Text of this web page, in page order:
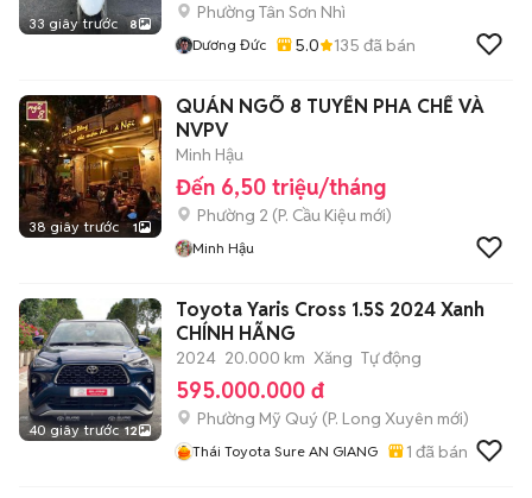
33 giây trước 8
Phường Tân Sơn Nhì
Dương Đức 5.0 135 đã bán
38 giây trước 1
QUÁN NGÕ 8 TUYỂN PHA CHẾ VÀ
NVPV
Minh Hậu
Đến 6,50 triệu/tháng
Phường 2 (P. Cầu Kiệu mới)
Minh Hậu
40 giây trước 12
Toyota Yaris Cross 1.5S 2024 Xanh
CHÍNH HÃNG
2024 20.000 km Xăng Tự động
595.000.000 đ
Phường Mỹ Quý (P. Long Xuyên mới)
Thái Toyota Sure AN GIANG 1 đã bán